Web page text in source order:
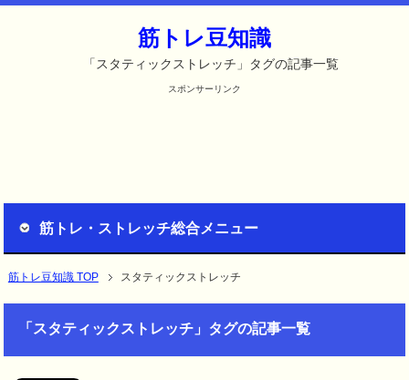
筋トレ豆知識
「スタティックストレッチ」タグの記事一覧
スポンサーリンク
筋トレ・ストレッチ総合メニュー
筋トレ豆知識 TOP スタティックストレッチ
「スタティックストレッチ」タグの記事一覧